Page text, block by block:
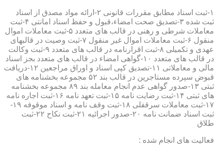
۱-ثبت اسناد مطابق مقررات قانونی ۲-ارائه مواد مصدق از اسناد
ثبت شده ۳-تصدیق صحت امضاء،قبول و حفظ اسناد امانتی ۴-ثبت
معاملات شرطی و رهنی در قالب های متعدد ۵-ثبت معاملات اموال
منقول ۶-ثبت معاملات اموال غیر منقول ۷-ثبت وصیت در قالبهای
عهدی و تکمیلی ۸-ثبت اقرارنامه در قالب های متعدد ۹-ثبت وکالت
در قالب های متعدد ۱۰-گواهی امضاء در قالب های متعدد بجز اسناد
مالی و معاملاتی ۱۱-تصدیق کپی اسناد و اوراق مراجعین ۱۲-دریافت
قبوض سپرده مستاجرین در قالب بند ۵۲ مجموعه بخشنامه های
ثبتی ۱۳-صدور گواهی عدم انجام معامله بند ۸۹ مجموعه بخشنامه
های ثبتی ۱۴-ثبت رضایت نامه ۱۵-ثبت تعهد نامه ۱۶-ثبت اجاره نامه
۱۷-ثبت معاملات سرقفلی ۱۸-ثبت وقف نامه و اسناد موقوفه ۱۹-
ثبت اسناد ضمانت نامه ۲۰-صدور اجرائیه ۲۱-ثبت نکاح ۲۲-ثبت
طلاق
فعالیت های انجام شده :